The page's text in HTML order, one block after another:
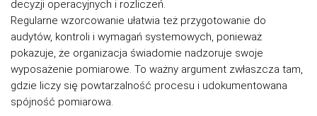
decyzji operacyjnych i rozliczeń.
Regularne wzorcowanie ułatwia też przygotowanie do
audytów, kontroli i wymagań systemowych, ponieważ
pokazuje, że organizacja świadomie nadzoruje swoje
wyposażenie pomiarowe. To ważny argument zwłaszcza tam,
gdzie liczy się powtarzalność procesu i udokumentowana
spójność pomiarowa.